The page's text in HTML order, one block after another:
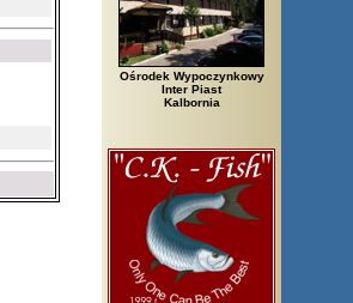
Ośrodek Wypoczynkowy
Inter Piast
Kalbornia